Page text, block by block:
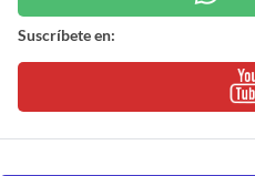
Suscríbete en: